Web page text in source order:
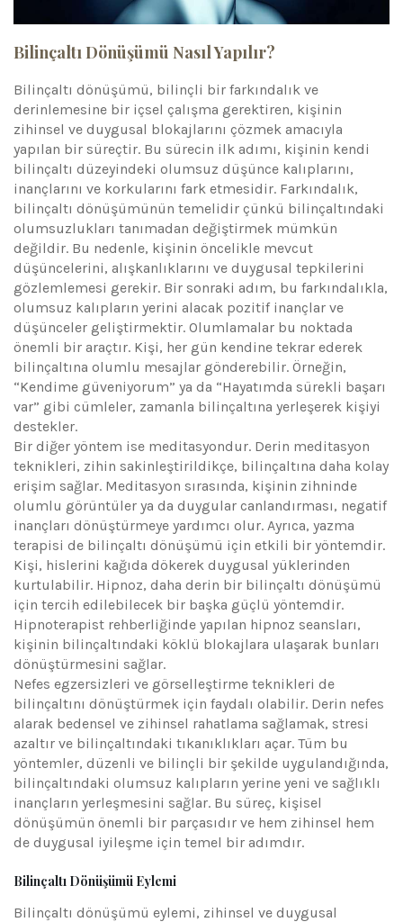
Bilinçaltı Dönüşümü Nasıl Yapılır?
Bilinçaltı dönüşümü, bilinçli bir farkındalık ve
derinlemesine bir içsel çalışma gerektiren, kişinin
zihinsel ve duygusal blokajlarını çözmek amacıyla
yapılan bir süreçtir. Bu sürecin ilk adımı, kişinin kendi
bilinçaltı düzeyindeki olumsuz düşünce kalıplarını,
inançlarını ve korkularını fark etmesidir. Farkındalık,
bilinçaltı dönüşümünün temelidir çünkü bilinçaltındaki
olumsuzlukları tanımadan değiştirmek mümkün
değildir. Bu nedenle, kişinin öncelikle mevcut
düşüncelerini, alışkanlıklarını ve duygusal tepkilerini
gözlemlemesi gerekir. Bir sonraki adım, bu farkındalıkla,
olumsuz kalıpların yerini alacak pozitif inançlar ve
düşünceler geliştirmektir. Olumlamalar bu noktada
önemli bir araçtır. Kişi, her gün kendine tekrar ederek
bilinçaltına olumlu mesajlar gönderebilir. Örneğin,
“Kendime güveniyorum” ya da “Hayatımda sürekli başarı
var” gibi cümleler, zamanla bilinçaltına yerleşerek kişiyi
destekler.
Bir diğer yöntem ise meditasyondur. Derin meditasyon
teknikleri, zihin sakinleştirildikçe, bilinçaltına daha kolay
erişim sağlar. Meditasyon sırasında, kişinin zihninde
olumlu görüntüler ya da duygular canlandırması, negatif
inançları dönüştürmeye yardımcı olur. Ayrıca, yazma
terapisi de bilinçaltı dönüşümü için etkili bir yöntemdir.
Kişi, hislerini kağıda dökerek duygusal yüklerinden
kurtulabilir. Hipnoz, daha derin bir bilinçaltı dönüşümü
için tercih edilebilecek bir başka güçlü yöntemdir.
Hipnoterapist rehberliğinde yapılan hipnoz seansları,
kişinin bilinçaltındaki köklü blokajlara ulaşarak bunları
dönüştürmesini sağlar.
Nefes egzersizleri ve görselleştirme teknikleri de
bilinçaltını dönüştürmek için faydalı olabilir. Derin nefes
alarak bedensel ve zihinsel rahatlama sağlamak, stresi
azaltır ve bilinçaltındaki tıkanıklıkları açar. Tüm bu
yöntemler, düzenli ve bilinçli bir şekilde uygulandığında,
bilinçaltındaki olumsuz kalıpların yerine yeni ve sağlıklı
inançların yerleşmesini sağlar. Bu süreç, kişisel
dönüşümün önemli bir parçasıdır ve hem zihinsel hem
de duygusal iyileşme için temel bir adımdır.
Bilinçaltı Dönüşümü Eylemi
Bilinçaltı dönüşümü eylemi, zihinsel ve duygusal